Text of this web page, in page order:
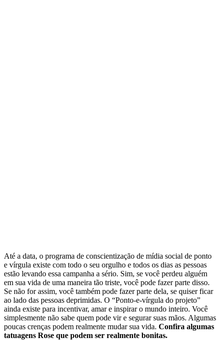
Até a data, o programa de conscientização de mídia social de ponto
e vírgula existe com todo o seu orgulho e todos os dias as pessoas
estão levando essa campanha a sério. Sim, se você perdeu alguém
em sua vida de uma maneira tão triste, você pode fazer parte disso.
Se não for assim, você também pode fazer parte dela, se quiser ficar
ao lado das pessoas deprimidas. O “Ponto-e-vírgula do projeto”
ainda existe para incentivar, amar e inspirar o mundo inteiro. Você
simplesmente não sabe quem pode vir e segurar suas mãos. Algumas
poucas crenças podem realmente mudar sua vida. Confira algumas
tatuagens Rose que podem ser realmente bonitas.